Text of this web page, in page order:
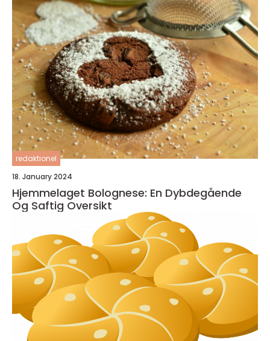
redaktionel
18. January 2024
Hjemmelaget Bolognese: En Dybdegående
Og Saftig Oversikt